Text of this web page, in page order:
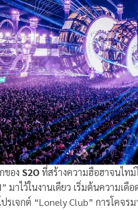
ของ S2Oที่สร้างความฮือฮาจนไท
มาไว้ในงานเดียว เริ่มต้นความเ
ปรเจกต์ “Lonely Club” การโคจ